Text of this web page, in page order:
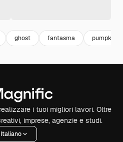
ghost fantasma pumpkin
i tuoi migliori lavori. Oltre
imprese, agenzie e studi.
Italiano